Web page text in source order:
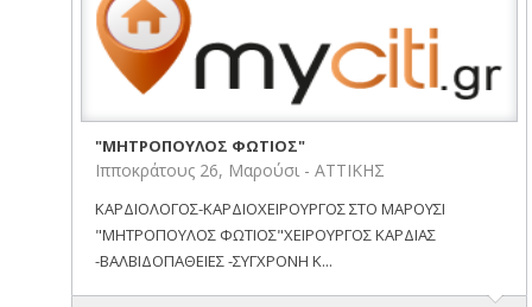
"ΜΗΤΡΟΠΟΥΛΟΣ ΦΩΤΙΟΣ"
Ιπποκράτους 26, Μαρούσι - ΑΤΤΙΚΗΣ
ΚΑΡΔΙΟΛΟΓΟΣ-ΚΑΡΔΙΟΧΕΙΡΟΥΡΓΟΣ ΣΤΟ ΜΑΡΟΥΣΙ
"ΜΗΤΡΟΠΟΥΛΟΣ ΦΩΤΙΟΣ"ΧΕΙΡΟΥΡΓΟΣ ΚΑΡΔΙΑΣ
-ΒΑΛΒΙΔΟΠΑΘΕΙΕΣ -ΣΥΓΧΡΟΝΗ Κ...